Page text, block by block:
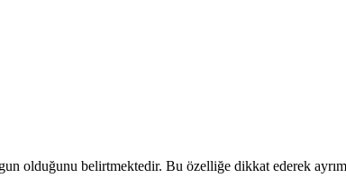
olduğunu belirtmektedir. Bu özelliğe dikkat ederek